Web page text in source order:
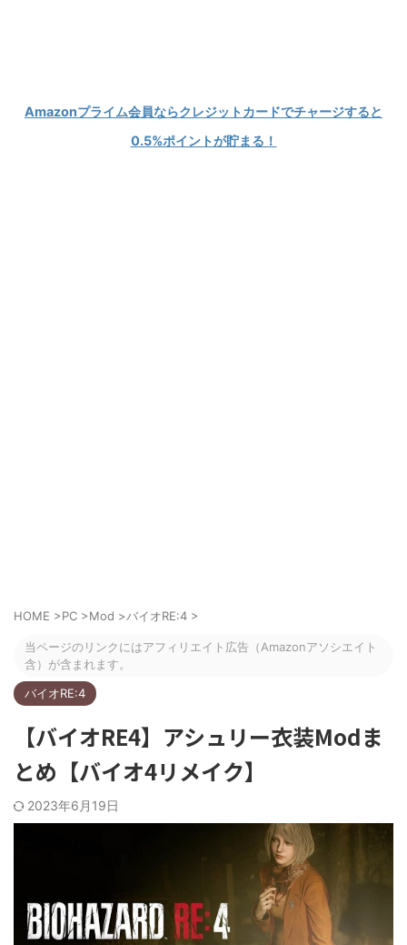
Amazonプライム会員ならクレジットカードでチャージすると
0.5%ポイントが貯まる！
HOME >PC >Mod >バイオRE:4 >
当ページのリンクにはアフィリエイト広告（Amazonアソシエイト
含）が含まれます。
バイオRE:4
【バイオRE4】アシュリー衣装Modま
とめ【バイオ4リメイク】
2023年6月19日